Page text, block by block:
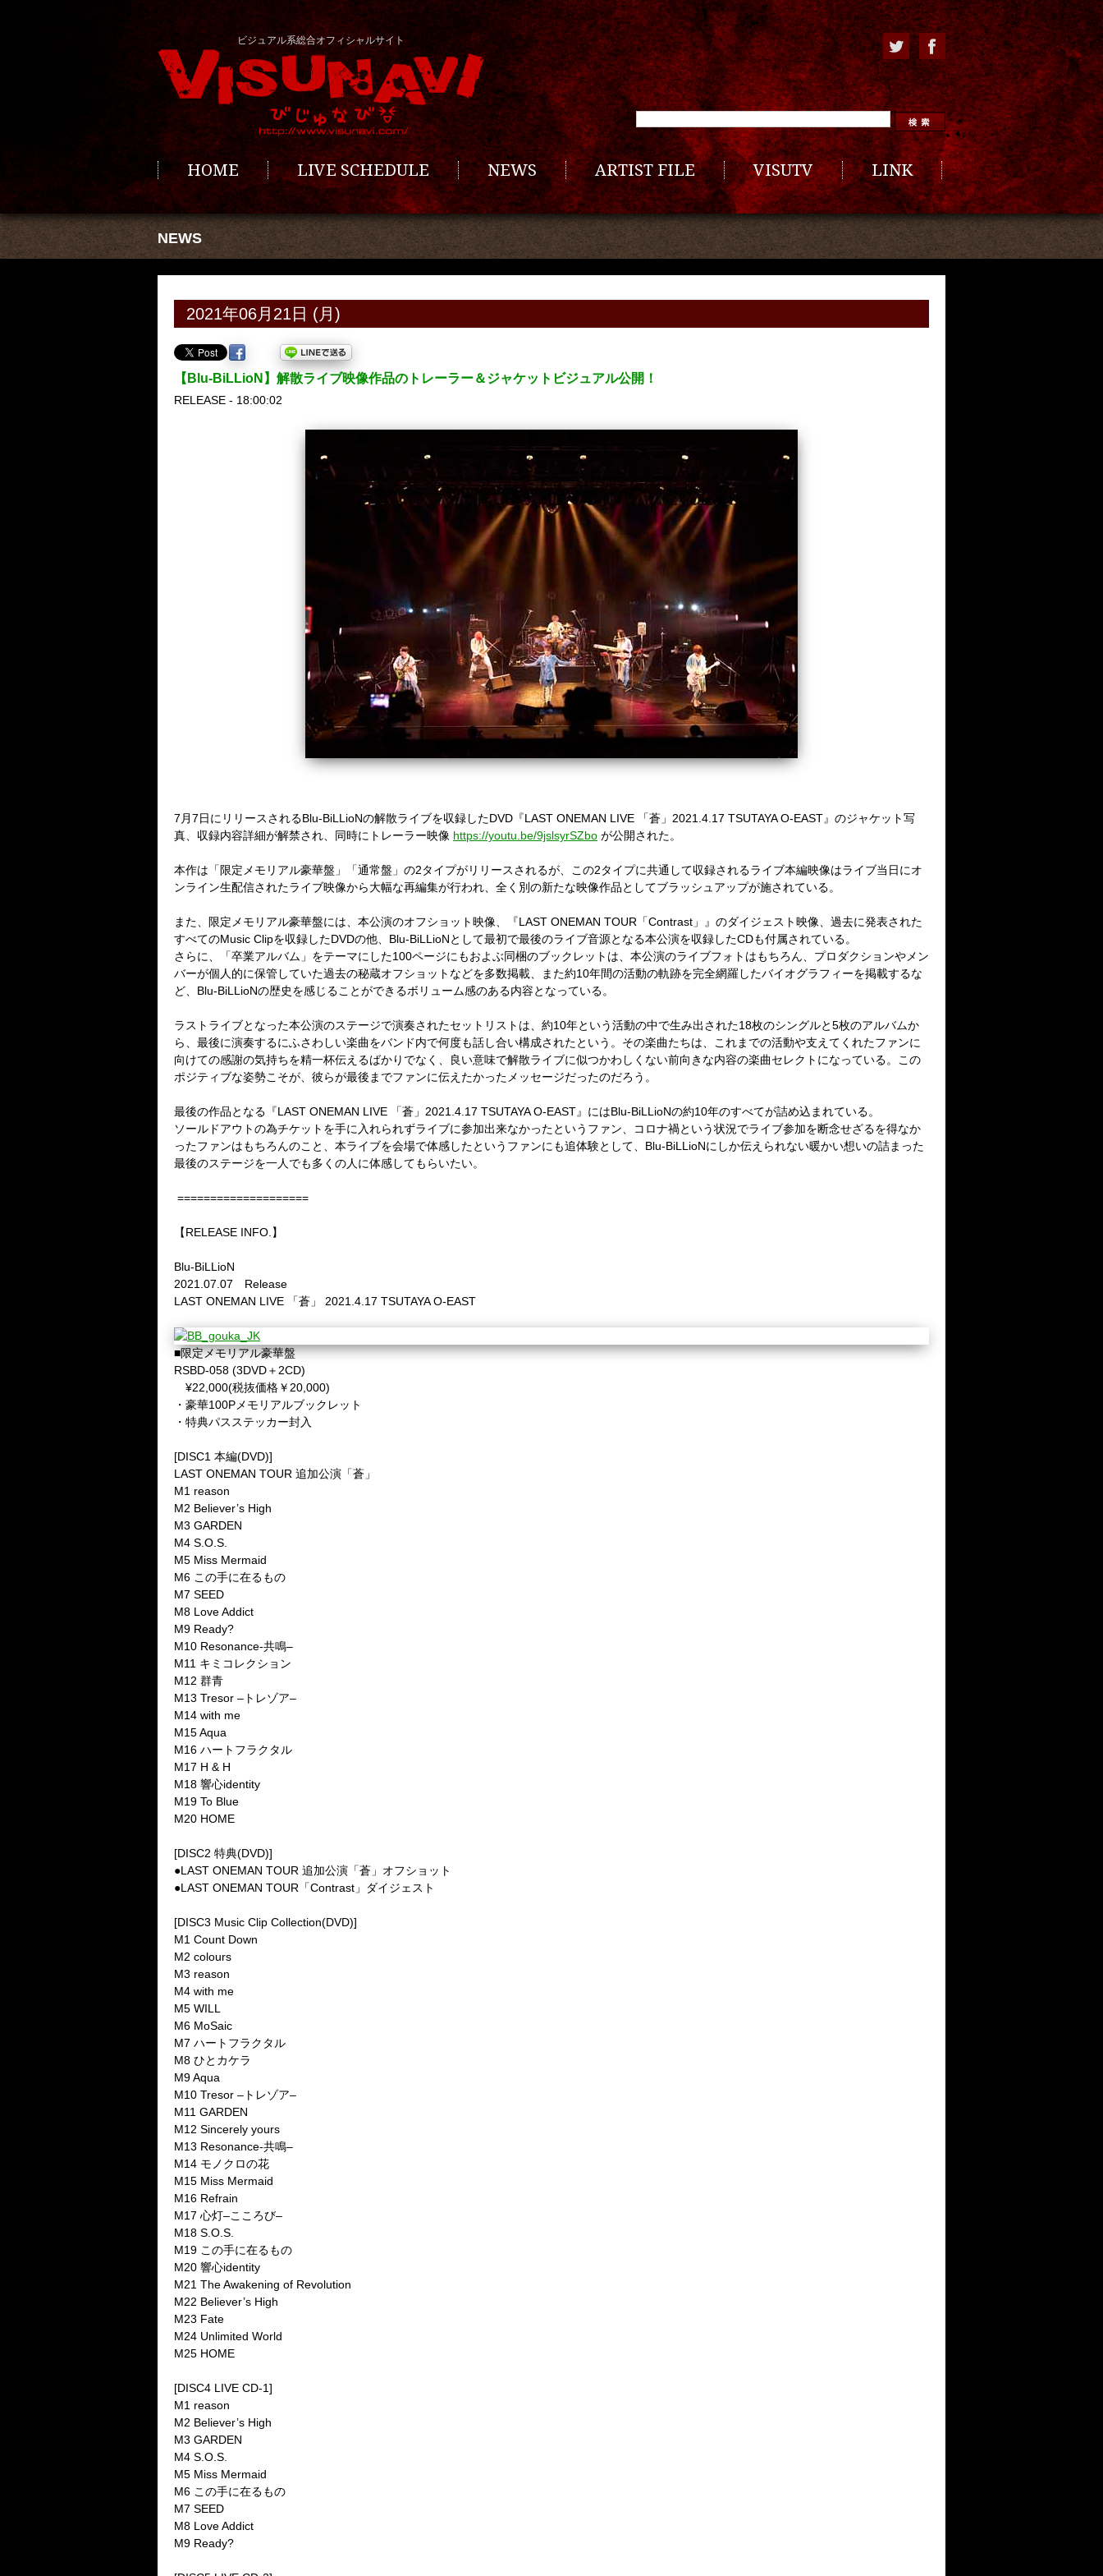
ビジュアル系総合オフィシャルサイト
HOME LIVE SCHEDULE NEWS ARTIST FILE VISUTV LINK
NEWS
2021年06月21日 (月)
【Blu-BiLLioN】解散ライブ映像作品のトレーラー＆ジャケットビジュアル公開！
RELEASE - 18:00:02
7 月7日にリリースされるBlu-BiLLioNの解散ライブを収録したDVD 『LAST ONEMAN LIVE 「蒼」 2021.4.17 TSUTAYA O-EAST』のジャケット写
真、収録内容詳細が解禁され、同時にトレーラー映像 https://youtu.be/9jslsyrSZbo が公開された。
本作は「限定メモリアル豪華盤」「通常盤」の2タイプがリリースされるが、この2タイプに共通して収録されるライブ本編映像はライブ当日にオ
ンライン生配信されたライブ映像から大幅な再編集が行われ、全く別の新たな映像作品としてブラッシュアップが施されている。
また、限定メモリアル豪華盤には、本公演のオフショット映像、『LAST ONEMAN TOUR 「Contrast 」』のダイジェスト映像、過去に発表された
すべてのMusic Clipを収録したDVDの他、 Blu-BiLLioNとして最初で最後のライブ音源となる本公演を収録したCDも付属されている。
さらに、「卒業アルバム」をテーマにした100ページにもおよぶ同梱のブックレットは、本公演のライブフォトはもちろん、プロダクションやメン
バーが個人的に保管していた過去の秘蔵オフショットなどを多数掲載、また約10年間の活動の軌跡を完全網羅したバイオグラフィーを掲載するな
ど、 Blu-BiLLioNの歴史を感じることができるボリューム感のある内容となっている。
ラストライブとなった本公演のステージで演奏されたセットリストは、約10年という活動の中で生み出された18枚のシングルと5枚のアルバムか
ら、最後に演奏するにふさわしい楽曲をバンド内で何度も話し合い構成されたという。その楽曲たちは、これまでの活動や支えてくれたファンに
向けての感謝の気持ちを精一杯伝えるばかりでなく、良い意味で解散ライブに似つかわしくない前向きな内容の楽曲セレクトになっている。この
ポジティブな姿勢こそが、彼らが最後までファンに伝えたかったメッセージだったのだろう。
最後の作品となる『LAST ONEMAN LIVE 「蒼」 2021.4.17 TSUTAYA O-EAST』にはBlu-BiLLioNの約10年のすべてが詰め込まれている。
ソールドアウトの為チケットを手に入れられずライブに参加出来なかったというファン、コロナ禍という状況でライブ参加を断念せざるを得なか
ったファンはもちろんのこと、本ライブを会場で体感したというファンにも追体験として、 Blu-BiLLioNにしか伝えられない暖かい想いの詰まった
最後のステージを一人でも多くの人に体感してもらいたい。
====================
【RELEASE INFO. 】
Blu-BiLLioN
2021.07.07
Release
LAST ONEMAN LIVE
「蒼」 2021.4.17 TSUTAYA O-EAST
■限定メモリアル豪華盤
RSBD-058 (3DVD＋ 2CD)
¥22,000(税抜価格￥ 20,000)
・豪華100P メモリアルブックレット
・特典パスステッカー封入
[DISC1 本編(DVD)]
LAST ONEMAN TOUR 追加公演「蒼」
M1 reason
M2 Believer’s High
M3 GARDEN
M4 S.O.S.
M5 Miss Mermaid
M6 この手に在るもの
M7 SEED
M8 Love Addict
M9 Ready?
M10 Resonance-共鳴–
M11 キミコレクション
M12 群青
M13 Tresor – トレゾア–
M14 with me
M15 Aqua
M16 ハートフラクタル
M17 H & H
M18 響心identity
M19 To Blue
M20 HOME
[DISC2 特典(DVD)]
●LAST ONEMAN TOUR 追加公演「蒼」オフショット
●LAST ONEMAN TOUR 「Contrast 」ダイジェスト
[DISC3 Music Clip Collection(DVD)]
M1 Count Down
M2 colours
M3 reason
M4 with me
M5 WILL
M6 MoSaic
M7 ハートフラクタル
M8 ひとカケラ
M9 Aqua
M10 Tresor – トレゾア–
M11 GARDEN
M12 Sincerely yours
M13 Resonance-共鳴–
M14 モノクロの花
M15 Miss Mermaid
M16 Refrain
M17 心灯–こころび–
M18 S.O.S.
M19 この手に在るもの
M20 響心identity
M21 The Awakening of Revolution
M22 Believer’s High
M23 Fate
M24 Unlimited World
M25 HOME
[DISC4 LIVE CD-1]
M1 reason
M2 Believer’s High
M3 GARDEN
M4 S.O.S.
M5 Miss Mermaid
M6 この手に在るもの
M7 SEED
M8 Love Addict
M9 Ready?